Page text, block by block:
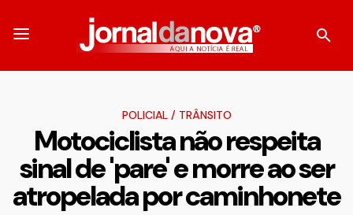
POLICIAL/ TRÂNSITO
Motociclista não respeita
sinal de 'pare' e morre ao ser
atropelada por caminhonete